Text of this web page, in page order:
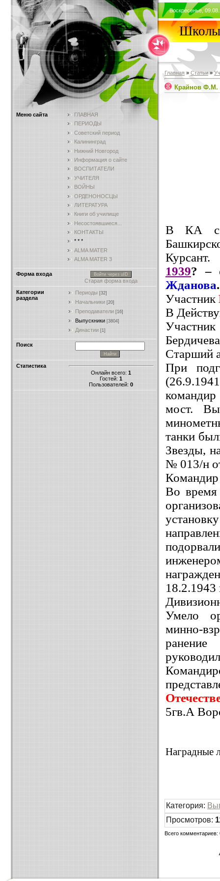
Меню сайта
ГЛАВНАЯ
ПЕРИОДЫ
Советский период
Калининград
Нижний Новгород
Информация о сайте
ВОСПИТАТЕЛИ
УЧИТЕЛЯ
ВОЙНЫ
ОРДЕНОНОСЦЫ
ЛИТЕРАТУРА
Книги об училище
Несостоявшиеся...
КОНТАКТЫ
* * *
ALMA MATER
ALMA MATER 3
Форма входа Войти через uID
Старая форма входа
Категории
раздела
Периоды [32]
Начальники [20]
Преподаватели [16]
Выпускники [3804]
Династии [1]
Поиск
Статистика
Онлайн всего: 1
Гостей: 1
Пользователей: 0
Воскресенье,
Школы
Главная » Статьи »
Крайнов Ф.М.
В КА с
Курсант.
1939? –
Жданова
Участник
В
Старший
При
мост.
танки
Звезды,
№ 013/н
Во время
18.2.1943
Умело
минно-
5гв.А
Наградные
Категория:
Просмотров:
Всего комментариев: